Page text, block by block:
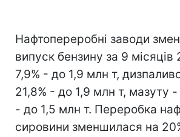
Нафтопереробні заводи
випуск бензину за 9 місяців
7,9% - до 1,9 млн т,
21,8% - до 1,9 млн т, мазуту -
- до 1,5 млн т. Переробка
сировини зменшилася на